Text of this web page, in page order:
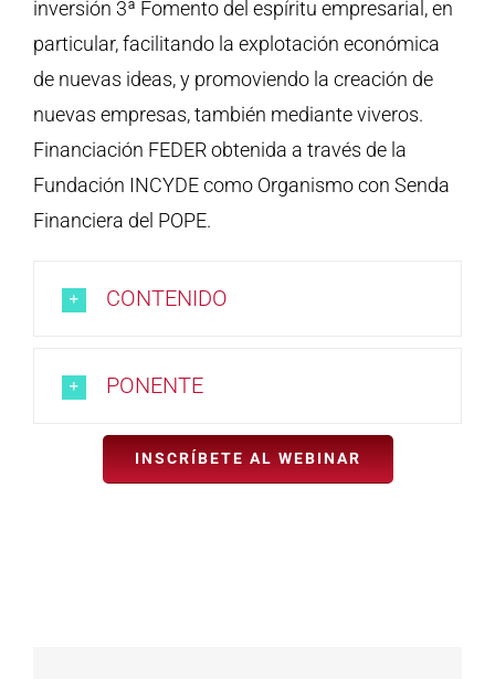
inversión 3ª Fomento del espíritu empresarial, en
particular, facilitando la explotación económica
de nuevas ideas, y promoviendo la creación de
nuevas empresas, también mediante viveros.
Financiación FEDER obtenida a través de la
Fundación INCYDE como Organismo con Senda
Financiera del POPE.
CONTENIDO
PONENTE
INSCRÍBETE AL WEBINAR